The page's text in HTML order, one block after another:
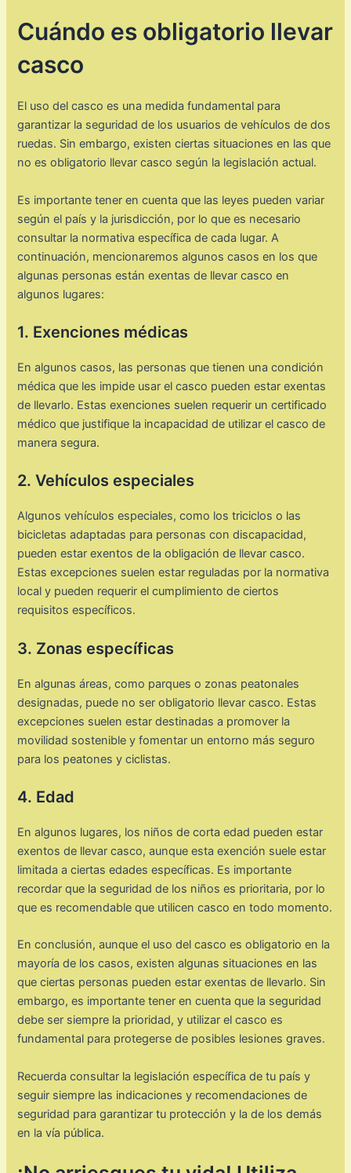
Cuándo es obligatorio llevar
casco
El uso del casco es una medida fundamental para
garantizar la seguridad de los usuarios de vehículos de dos
ruedas. Sin embargo, existen ciertas situaciones en las que
no es obligatorio llevar casco según la legislación actual.
Es importante tener en cuenta que las leyes pueden variar
según el país y la jurisdicción, por lo que es necesario
consultar la normativa específica de cada lugar. A
continuación, mencionaremos algunos casos en los que
algunas personas están exentas de llevar casco en
algunos lugares:
1. Exenciones médicas
En algunos casos, las personas que tienen una condición
médica que les impide usar el casco pueden estar exentas
de llevarlo. Estas exenciones suelen requerir un certificado
médico que justifique la incapacidad de utilizar el casco de
manera segura.
2. Vehículos especiales
Algunos vehículos especiales, como los triciclos o las
bicicletas adaptadas para personas con discapacidad,
pueden estar exentos de la obligación de llevar casco.
Estas excepciones suelen estar reguladas por la normativa
local y pueden requerir el cumplimiento de ciertos
requisitos específicos.
3. Zonas específicas
En algunas áreas, como parques o zonas peatonales
designadas, puede no ser obligatorio llevar casco. Estas
excepciones suelen estar destinadas a promover la
movilidad sostenible y fomentar un entorno más seguro
para los peatones y ciclistas.
4. Edad
En algunos lugares, los niños de corta edad pueden estar
exentos de llevar casco, aunque esta exención suele estar
limitada a ciertas edades específicas. Es importante
recordar que la seguridad de los niños es prioritaria, por lo
que es recomendable que utilicen casco en todo momento.
En conclusión, aunque el uso del casco es obligatorio en la
mayoría de los casos, existen algunas situaciones en las
que ciertas personas pueden estar exentas de llevarlo. Sin
embargo, es importante tener en cuenta que la seguridad
debe ser siempre la prioridad, y utilizar el casco es
fundamental para protegerse de posibles lesiones graves.
Recuerda consultar la legislación específica de tu país y
seguir siempre las indicaciones y recomendaciones de
seguridad para garantizar tu protección y la de los demás
en la vía pública.